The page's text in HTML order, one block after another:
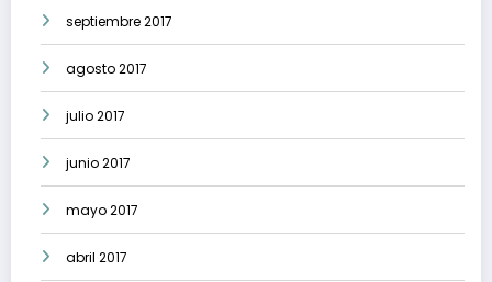
septiembre 2017
agosto 2017
julio 2017
junio 2017
mayo 2017
abril 2017